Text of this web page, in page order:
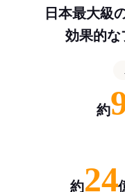
日本最大級
効果的な
約
約24